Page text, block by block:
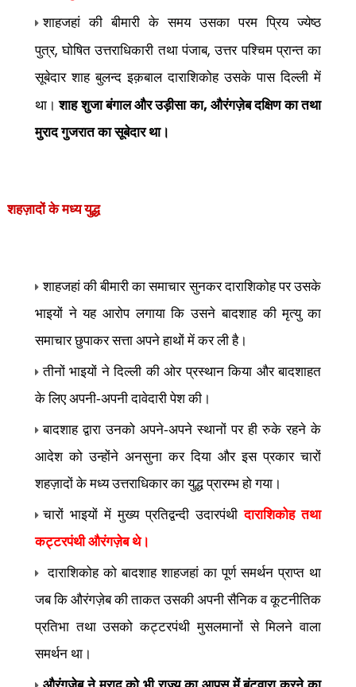
शाहजहां की बीमारी के समय उसका परम प्रिय ज्येष्ठ
पुत्र,घोषित उत्तराधिकारी तथा पंजाब,उत्तर पश्चिम प्रान्त का
सूबेदार शाह बुलन्द इक़बाल दाराशिकोह उसके पास दिल्ली में
था।शाह शुजा बंगाल और उड़ीसा का,औरंगज़ेब दक्षिण का तथा
मुराद गुजरात का सूबेदार था।
शहज़ादों के मध्य युद्ध
शाहजहां की बीमारी का समाचार सुनकर दाराशिकोह पर उसके
भाइयों ने यह आरोप लगाया कि उसने बादशाह की मृत्यु का
समाचार छुपाकर सत्ता अपने हाथों में कर ली है।
तीनों भाइयों ने दिल्ली की ओर प्रस्थान किया और बादशाहत
के लिए अपनी-अपनी दावेदारी पेश की।
बादशाह द्वारा उनको अपने-अपने स्थानों पर ही रुके रहने के
आदेश को उन्होंने अनसुना कर दिया और इस प्रकार चारों
शहज़ादों के मध्य उत्तराधिकार का युद्ध प्रारम्भ हो गया।
चारों भाइयों में मुख्य प्रतिद्वन्दी उदारपंथीदाराशिकोह तथा
कट्टरपंथी औरंगज़ेब थे।
दाराशिकोह को बादशाह शाहजहां का पूर्ण समर्थन प्राप्त था
जब कि औरंगज़ेब की ताकत उसकी अपनी सैनिक व कूटनीतिक
प्रतिभा तथा उसको कट्टरपंथी मुसलमानों से मिलने वाला
समर्थन था।